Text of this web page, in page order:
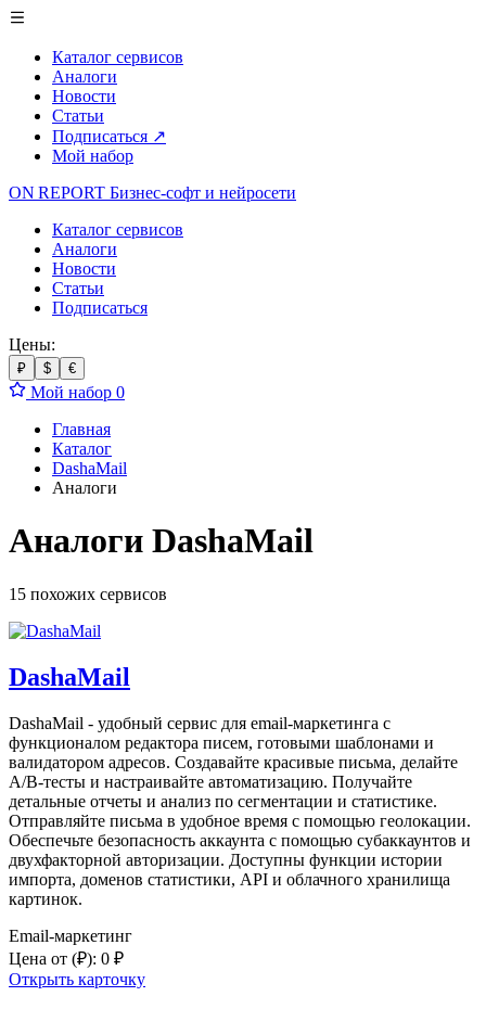
Каталог сервисов
Аналоги
Новости
Статьи
Подписаться ↗
Мой набор
ON REPORT Бизнес-софт и нейросети
Каталог сервисов
Аналоги
Новости
Статьи
Подписаться
Цены:
₽ $ €
Мой набор 0
Главная
Каталог
DashaMail
Аналоги
Аналоги DashaMail
15 похожих сервисов
DashaMail
DashaMail - удобный сервис для email-маркетинга с
функционалом редактора писем, готовыми шаблонами и
валидатором адресов. Создавайте красивые письма, делайте
A/B-тесты и настраивайте автоматизацию. Получайте
детальные отчеты и анализ по сегментации и статистике.
Отправляйте письма в удобное время с помощью геолокации.
Обеспечьте безопасность аккаунта с помощью субаккаунтов и
двухфакторной авторизации. Доступны функции истории
импорта, доменов статистики, API и облачного хранилища
картинок.
Email-маркетинг
Цена от (₽): 0 ₽
Открыть карточку